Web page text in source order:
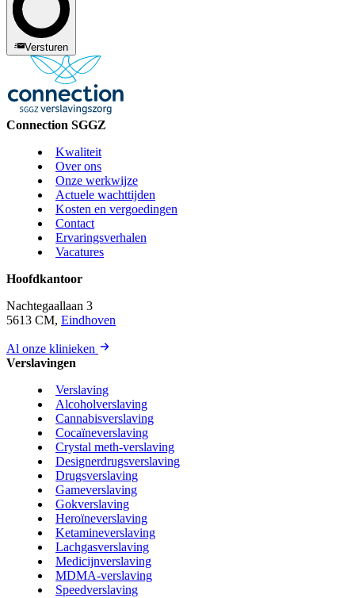
Versturen
Connection SGGZ
Kwaliteit
Over ons
Onze werkwijze
Actuele wachttijden
Kosten en vergoedingen
Contact
Ervaringsverhalen
Vacatures
Hoofdkantoor
Nachtegaallaan 3
5613 CM, Eindhoven
Al onze klinieken
Verslavingen
Verslaving
Alcoholverslaving
Cannabisverslaving
Cocaïneverslaving
Crystal meth-verslaving
Designerdrugsverslaving
Drugsverslaving
Gameverslaving
Gokverslaving
Heroïneverslaving
Ketamineverslaving
Lachgasverslaving
Medicijnverslaving
MDMA-verslaving
Speedverslaving